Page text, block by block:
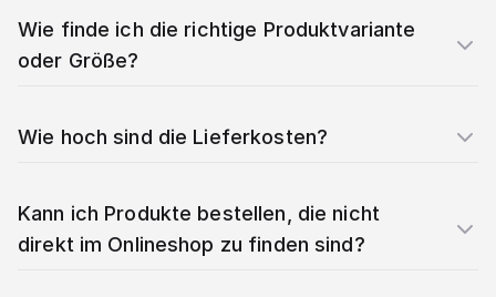
Wie finde ich die richtige Produktvariante
oder Größe?
Wie hoch sind die Lieferkosten?
Kann ich Produkte bestellen, die nicht
direkt im Onlineshop zu finden sind?